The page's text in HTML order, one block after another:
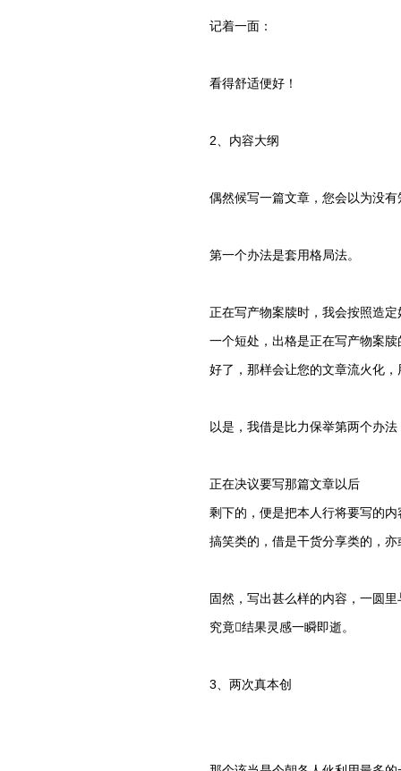
记着一面：
看得舒适便好！
2、内容大纲
偶然候写一篇文章，您会以为没
第一个办法是套用格局法。
正在写产物案牍时，我会按照造
一个短处，出格是正在写产物案
好了，那样会让您的文章流火化
以是，我借是比力保举第两个办
正在决议要写那篇文章以后
剩下的，便是把本人行将要写的
搞笑类的，借是干货分享类的，
固然，写出甚么样的内容，一圆
究竟结果灵感一瞬即逝。
3、两次真本创